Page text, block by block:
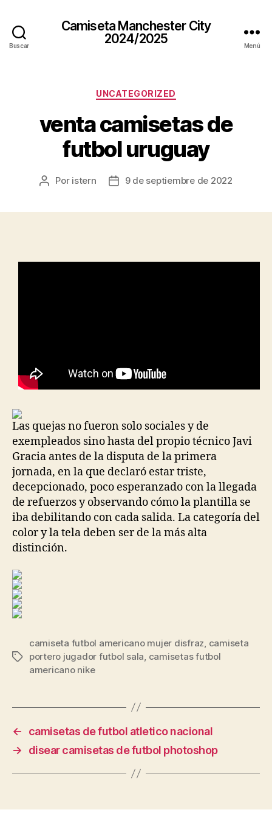
Buscar
Camiseta Manchester City
2024/2025
Menú
Categorías
UNCATEGORIZED
venta camisetas de
futbol uruguay
Autor
Por istern
Fecha9 de septiembre de 2022
Las quejas no fueron solo sociales y de
exempleados sino hasta del propio técnico Javi
Gracia antes de la disputa de la primera
jornada, en la que declaró estar triste,
decepcionado, poco esperanzado con la llegada
de refuerzos y observando cómo la plantilla se
iba debilitando con cada salida. La categoría del
color y la tela deben ser de la más alta
distinción.
Etiquetas
camiseta futbol americano mujer disfraz camiseta
portero jugador futbol sala camisetas futbol
americano nike
←
camisetas de futbol atletico nacional
→
disear camisetas de futbol photoshop